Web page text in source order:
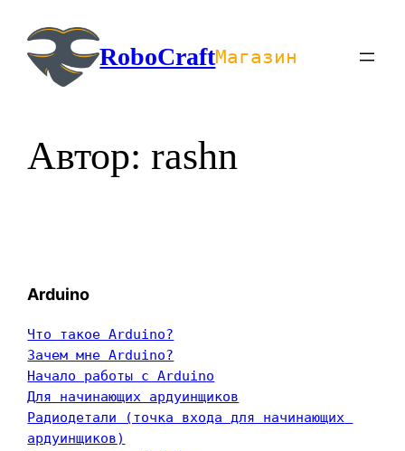
содержимомуRoboCraftМагазин
Автор:rashn
Arduino
Что такое Arduino?
Зачем мне Arduino?
Начало работы с Arduino
Для начинающих ардуинщиков
Радиодетали (точка входа для начинающих
ардуинщиков)